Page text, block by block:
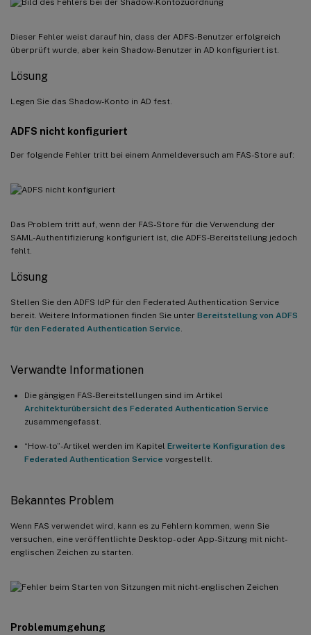
Dieser Fehler weist darauf hin, dass der ADFS-Benutzer erfolgreich
überprüft wurde, aber kein Shadow-Benutzer in AD konfiguriert ist.
Lösung
Legen Sie das Shadow-Konto in AD fest.
ADFS nicht konfiguriert
Der folgende Fehler tritt bei einem Anmeldeversuch am FAS-Store auf:
Das Problem tritt auf, wenn der FAS-Store für die Verwendung der
SAML-Authentifizierung konfiguriert ist, die ADFS-Bereitstellung jedoch
fehlt.
Lösung
Stellen Sie den ADFS IdP für den Federated Authentication Service
bereit. Weitere Informationen finden Sie unter Bereitstellung von ADFS
für den Federated Authentication Service
Verwandte Informationen
Die gängigen FAS-Bereitstellungen sind im Artikel
Architekturübersicht des Federated Authentication Service
zusammengefasst.
“How-to”-Artikel werden im Kapitel Erweiterte Konfiguration des
Federated Authentication Service vorgestellt.
Bekanntes Problem
Wenn FAS verwendet wird, kann es zu Fehlern kommen, wenn Sie
versuchen, eine veröffentlichte Desktop- oder App-Sitzung mit nicht-
englischen Zeichen zu starten.
Problemumgehung